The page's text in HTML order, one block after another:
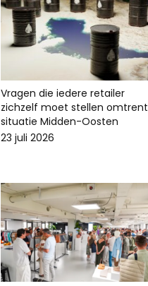
Vragen die iedere retailer
zichzelf moet stellen omtrent
situatie Midden-Oosten
23 juli 2026